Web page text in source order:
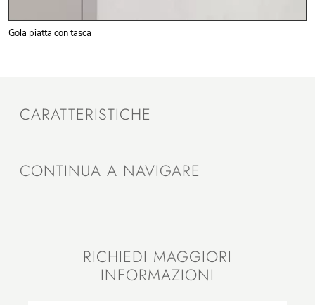
Gola piatta con tasca
CARATTERISTICHE
CONTINUA A NAVIGARE
RICHIEDI MAGGIORI
INFORMAZIONI